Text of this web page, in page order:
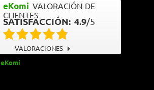
eKomi VALORACIÓN DE
CLIENTES
SATISFACCIÓN: 4.9/5
VALORACIONES
eKomi